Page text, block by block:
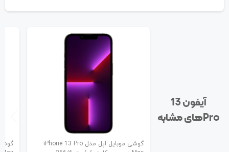
آیفون 13
Pro‌های مشابه
گوشی موبایل اپل مدل iPhone 13 Pro